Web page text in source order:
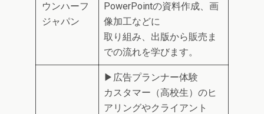
ウンハーフ
ジャパン
PowerPointの資料作成、画
像加工などに
取り組み、出版から販売ま
での流れを学びます。
▶広告プランナー体験
カスタマー（高校生）のヒ
アリングやクライアント